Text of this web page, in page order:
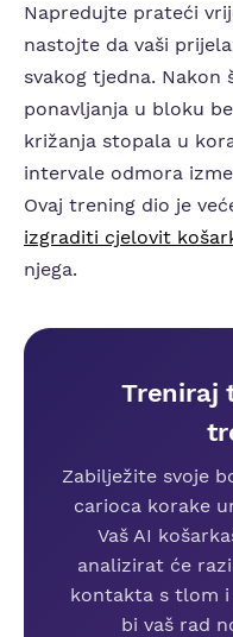
Napredujte prateći
nastojte da vaši
svakog tjedna.
ponavljanja u bloku
križanja stopala u
intervale odmora
Ovaj trening dio je
izgraditi cjelovit
njega.
Treniraj
Zabilježite svoje
carioca korake
Vaš AI
analizirat će
kontakta s tlom i
bi vaš rad